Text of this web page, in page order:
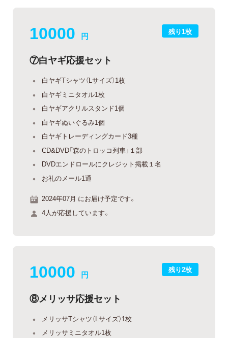
残り1枚
10000 円
⑦白ヤギ応援セット
白ヤギTシャツ（Lサイズ）1枚
白ヤギミニタオル1枚
白ヤギアクリルスタンド1個
白ヤギぬいぐるみ1個
白ヤギトレーディングカード3種
CD&DVD「森のトロッコ列車」１部
DVDエンドロールにクレジット掲載１名
お礼のメール1通
2024年07月 にお届け予定です。
4人が応援しています。
残り2枚
10000 円
⑧メリッサ応援セット
メリッサTシャツ（Lサイズ）1枚
メリッサミニタオル1枚